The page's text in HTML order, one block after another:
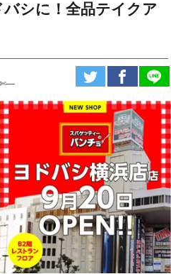
シに！全品テイクア
-✄—